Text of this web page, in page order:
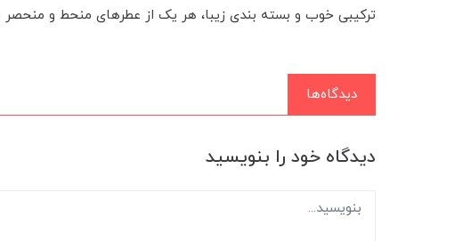
ترکیبی خوب و بسته بندی زیبا، هر یک از عطرهای منحط و
دیدگاه‌ها
دیدگاه خود را بنویسید